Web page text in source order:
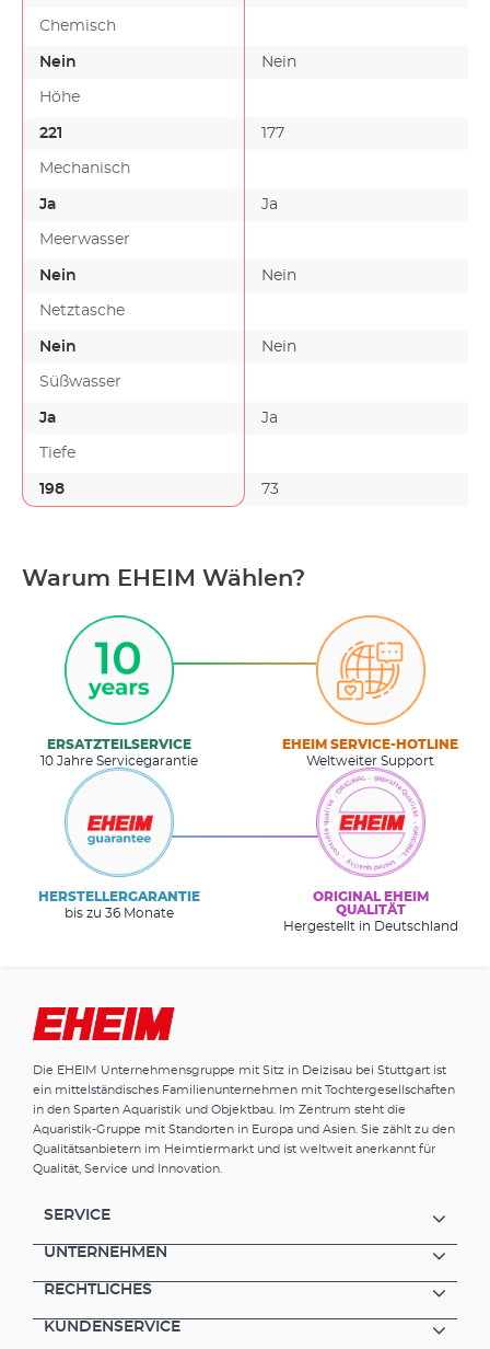
Chemisch
Nein Nein
Höhe
221 177
Mechanisch
Ja Ja
Meerwasser
Nein Nein
Netztasche
Nein Nein
Süßwasser
Ja Ja
Tiefe
198 73
Warum EHEIM Wählen?
ERSATZTEILSERVICE
10 Jahre Servicegarantie
EHEIM SERVICE-HOTLINE
Weltweiter Support
HERSTELLERGARANTIE
bis zu 36 Monate
ORIGINAL EHEIM
QUALITÄT
Hergestellt in Deutschland
Die EHEIM Unternehmensgruppe mit Sitz in Deizisau bei Stuttgart ist
ein mittelständisches Familienunternehmen mit Tochtergesellschaften
in den Sparten Aquaristik und Objektbau. Im Zentrum steht die
Aquaristik-Gruppe mit Standorten in Europa und Asien. Sie zählt zu den
Qualitätsanbietern im Heimtiermarkt und ist weltweit anerkannt für
Qualität, Service und Innovation.
SERVICE
UNTERNEHMEN
RECHTLICHES
KUNDENSERVICE